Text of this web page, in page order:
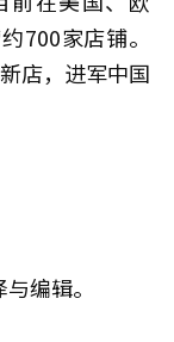
700家店铺。
店，进军中国
编辑。